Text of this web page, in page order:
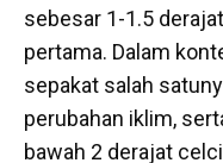
sebesar 1-1.5
pertama. Dalam
sepakat salah
perubahan iklim,
bawah 2 derajat